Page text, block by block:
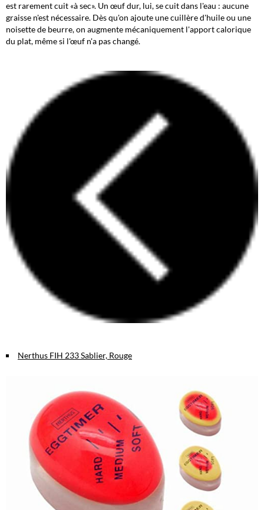
est rarement cuit «à sec». Un œuf dur, lui, se cuit dans l'eau : aucune
graisse n'est nécessaire. Dès qu'on ajoute une cuillère d'huile ou une
noisette de beurre, on augmente mécaniquement l'apport calorique
du plat, même si l'œuf n'a pas changé.
Nerthus FIH 233 Sablier, Rouge